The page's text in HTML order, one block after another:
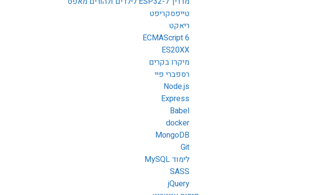
טייפסקריפט
ריאקט
ECMAScript 6
ES20XX
מיקרו בקרים
רספברי פיי
Node.js
Express
Babel
docker
MongoDB
Git
לימוד MySQL
SASS
jQuery